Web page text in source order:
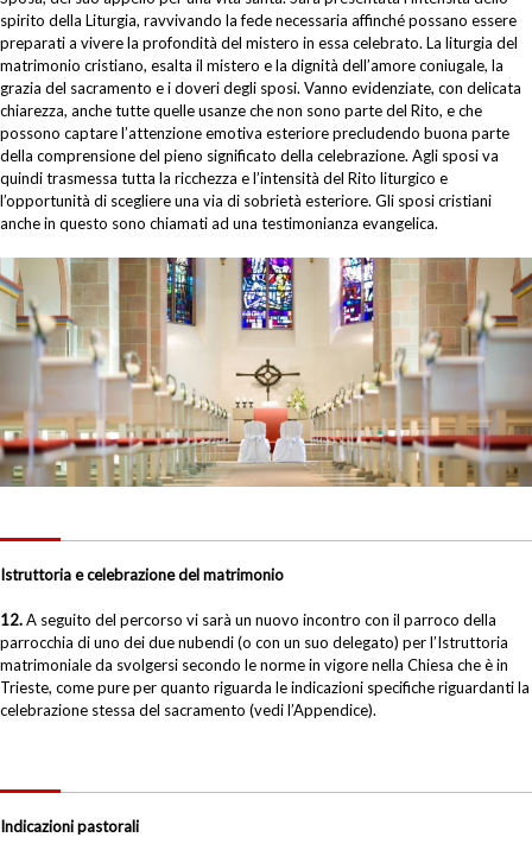
spirito della Liturgia, ravvivando la fede necessaria affinché possano essere
preparati a vivere la profondità del mistero in essa celebrato. La liturgia del
matrimonio cristiano, esalta il mistero e la dignità dell’amore coniugale, la
grazia del sacramento e i doveri degli sposi. Vanno evidenziate, con delicata
chiarezza, anche tutte quelle usanze che non sono parte del Rito, e che
possono captare l’attenzione emotiva esteriore precludendo buona parte
della comprensione del pieno significato della celebrazione. Agli sposi va
quindi trasmessa tutta la ricchezza e l’intensità del Rito liturgico e
l’opportunità di scegliere una via di sobrietà esteriore. Gli sposi cristiani
anche in questo sono chiamati ad una testimonianza evangelica.
Istruttoria e celebrazione del matrimonio
12.A seguito del percorso vi sarà un nuovo incontro con il parroco della
parrocchia di uno dei due nubendi (o con un suo delegato) per l’Istruttoria
matrimoniale da svolgersi secondo le norme in vigore nella Chiesa che è in
Trieste, come pure per quanto riguarda le indicazioni specifiche riguardanti la
celebrazione stessa del sacramento (vedi l’Appendice).
Indicazioni pastorali